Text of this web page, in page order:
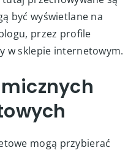
być wyświetlane na
przez profile
w sklepie internetowym.
mogą przybierać